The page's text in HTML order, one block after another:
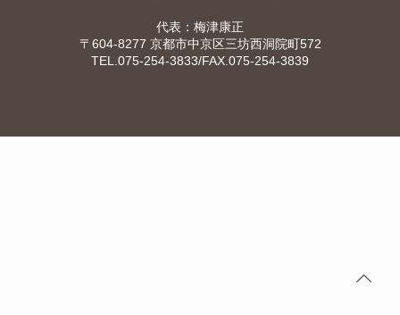
代表：梅津康正
〒604-8277 京都市中京区三坊西洞院町572
TEL.075-254-3833/FAX.075-254-3839